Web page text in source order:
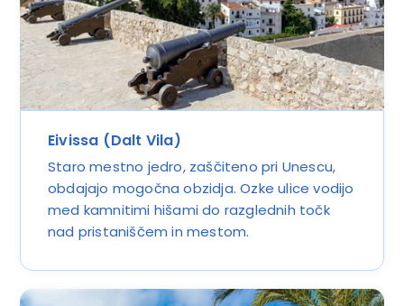
Eivissa (Dalt Vila)
Staro mestno jedro, zaščiteno pri Unescu,
obdajajo mogočna obzidja. Ozke ulice vodijo
med kamnitimi hišami do razglednih točk
nad pristaniščem in mestom.